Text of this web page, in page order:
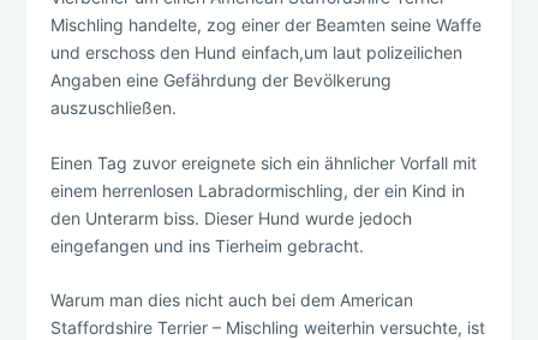
Mischling handelte, zog einer der Beamten seine Waffe
und erschoss den Hund einfach,um laut polizeilichen
Angaben eine Gefährdung der Bevölkerung
auszuschließen.
Einen Tag zuvor ereignete sich ein ähnlicher Vorfall mit
einem herrenlosen Labradormischling, der ein Kind in
den Unterarm biss. Dieser Hund wurde jedoch
eingefangen und ins Tierheim gebracht.
Warum man dies nicht auch bei dem American
Staffordshire Terrier – Mischling weiterhin versuchte, ist